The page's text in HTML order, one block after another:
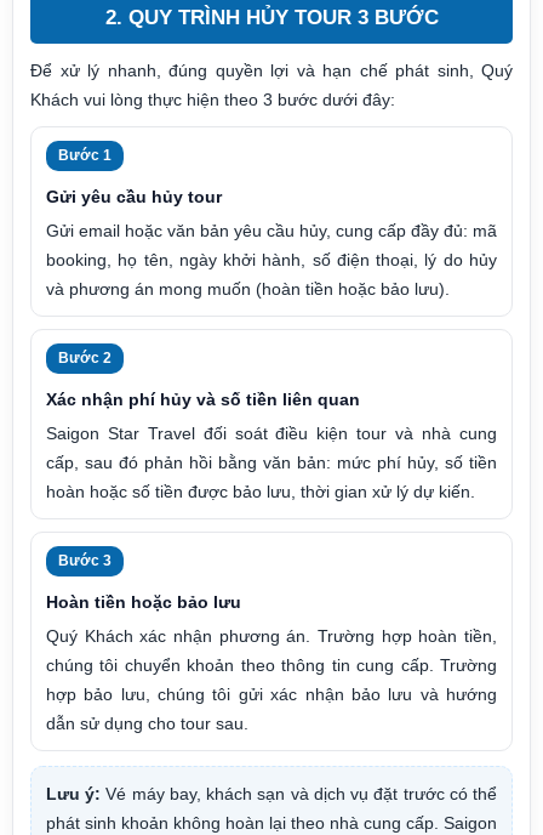
2. QUY TRÌNH HỦY TOUR 3 BƯỚC
Để xử lý nhanh, đúng quyền lợi và hạn chế phát sinh, Quý
Khách vui lòng thực hiện theo 3 bước dưới đây:
Bước 1
Gửi yêu cầu hủy tour
Gửi email hoặc văn bản yêu cầu hủy, cung cấp đầy đủ: mã
booking, họ tên, ngày khởi hành, số điện thoại, lý do hủy
và phương án mong muốn (hoàn tiền hoặc bảo lưu).
Bước 2
Xác nhận phí hủy và số tiền liên quan
Saigon Star Travel đối soát điều kiện tour và nhà cung
cấp, sau đó phản hồi bằng văn bản: mức phí hủy, số tiền
hoàn hoặc số tiền được bảo lưu, thời gian xử lý dự kiến.
Bước 3
Hoàn tiền hoặc bảo lưu
Quý Khách xác nhận phương án. Trường hợp hoàn tiền,
chúng tôi chuyển khoản theo thông tin cung cấp. Trường
hợp bảo lưu, chúng tôi gửi xác nhận bảo lưu và hướng
dẫn sử dụng cho tour sau.
Lưu ý: Vé máy bay, khách sạn và dịch vụ đặt trước có thể
phát sinh khoản không hoàn lại theo nhà cung cấp. Saigon